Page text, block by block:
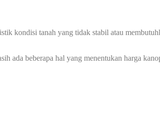
kondisi tanah yang tidak stabil atau
ada beberapa hal yang menentukan harga